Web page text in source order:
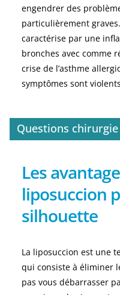
engendrer des
particulièrement
caractérise par une
bronches avec comme
crise de l’asthme
symptômes sont
Questions chirurgie
Les
liposuccion
silhouette
La liposuccion est une
qui consiste à éliminer
pas vous débarrasser